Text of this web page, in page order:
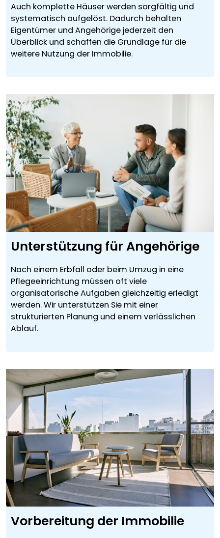
Auch komplette Häuser werden sorgfältig und
systematisch aufgelöst. Dadurch behalten
Eigentümer und Angehörige jederzeit den
Überblick und schaffen die Grundlage für die
weitere Nutzung der Immobilie.
Unterstützung für Angehörige
Nach einem Erbfall oder beim Umzug in eine
Pflegeeinrichtung müssen oft viele
organisatorische Aufgaben gleichzeitig erledigt
werden. Wir unterstützen Sie mit einer
strukturierten Planung und einem verlässlichen
Ablauf.
Vorbereitung der Immobilie